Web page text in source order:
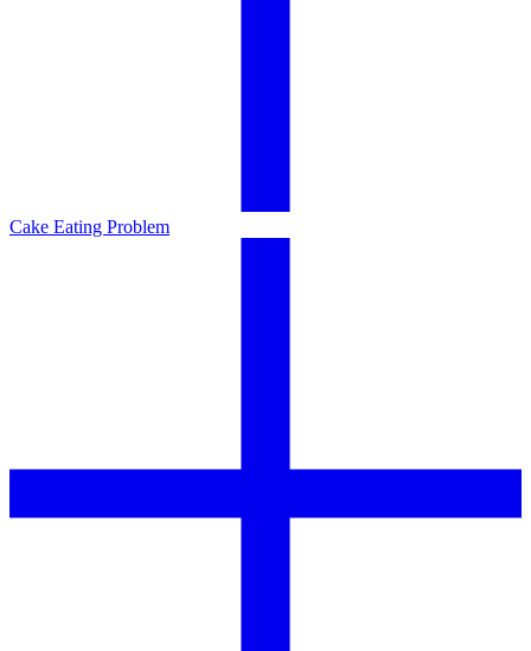
Cake Eating Problem